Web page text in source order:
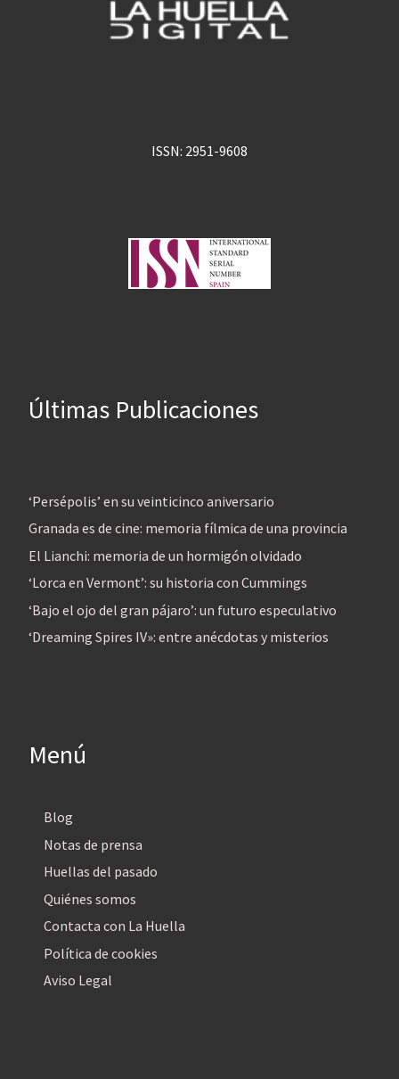
ISSN: 2951-9608
Últimas Publicaciones
‘Persépolis’ en su veinticinco aniversario
Granada es de cine: memoria fílmica de una provincia
El Lianchi: memoria de un hormigón olvidado
‘Lorca en Vermont’: su historia con Cummings
‘Bajo el ojo del gran pájaro’: un futuro especulativo
‘Dreaming Spires IV»: entre anécdotas y misterios
Menú
Blog
Notas de prensa
Huellas del pasado
Quiénes somos
Contacta con La Huella
Política de cookies
Aviso Legal